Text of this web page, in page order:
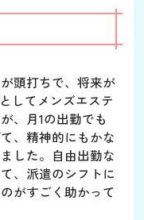
が頭打ちで、将来が
してメンズエステ
、月1の出勤でも
、精神的にもかな
した。自由出勤な
、派遣のシフトに
がすごく助かって